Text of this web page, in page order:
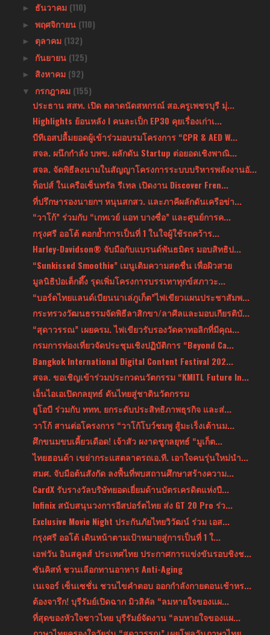
► ธันวาคม (110)
► พฤศจิกายน (110)
► ตุลาคม (132)
► กันยายน (125)
► สิงหาคม (92)
▼ กรกฎาคม (155)
ประธาน สสท. เปิด ตลาดนัดสหกรณ์ สอ.ครูเพชรบุรี มุ่...
Highlights ย้อนหลัง l คนละเป็ก EP30 คุยเรื่องเก่าเ...
บีทีเอสปลื้มยอดผู้เข้าร่วมอบรมโครงการ “CPR & AED W...
สจล. ผนึกกำลัง บพข. ผลักดัน Startup ต่อยอดเชิงพาณิ...
สจล. จัดพิธีลงนามในสัญญาโครงการระบบบริหารพลังงานอั...
ท็อปส์ ในเครือเซ็นทรัล รีเทล เปิดงาน Discover Fren...
ที่ปรึกษารองนายกฯ หนุนสกสว. และภาคีผลักดันเครือข่า...
“วาโก้” ร่วมกับ “เกทเวย์ แอท บางซื่อ” และศูนย์การค...
กรุงศรี ออโต้ ตอกย้ำการเป็นที่ 1 ในใจผู้ใช้รถคว้าร...
Harley-Davidson® จับมือกับแบรนด์พันธมิตร มอบสิทธิป...
“Sunkissed Smoothie” เมนูเติมความสดชื่น เพื่อผิวสวย
มูลนิธิป่อเต็กตึ๊ง รุดเพิ่มโครงการบรรเทาทุกข์สภาวะ...
“บอร์ดไทยแลนด์เบียนนาเล่ภูเก็ต”ไฟเขียวแผนประชาสัมพ...
กระทรวงวัฒนธรรมจัดพิธีลาสิกขา/ลาศีลและมอบเกียรติบั...
“สุดาวรรณ” เผยครม. ไฟเขียวรับรองวัดคาทอลิกที่มีคุณ...
กรมการท่องเที่ยวจัดประชุมเชิงปฏิบัติการ “Beyond Ca...
Bangkok International Digital Content Festival 202...
สจล. ขอเชิญเข้าร่วมประกวดนวัตกรรม “KMITL Future In...
เอ็นไอเอเปิดกลยุทธ์ ดันไทยสู่ชาตินวัตกรรม
ยูโอบี ร่วมกับ ททท. ยกระดับประสิทธิภาพธุรกิจ และส่...
วาโก้ สานต่อโครงการ “วาโก้โบว์ชมพู สู้มะเร็งเต้านม...
ศึกขนมขบเคี้ยวเดือด! เจ้าสัว ผงาดชูกลยุทธ์ “มูเก็ต...
ไทยฮอนด้า เขย่ากระแสตลาดรถเอ.ที. เอาใจคนรุ่นใหม่นำ...
สมศ. จับมือต้นสังกัด ลงพื้นที่พบสถานศึกษาสร้างความ...
CardX รับรางวัลบริษัทยอดเยี่ยมด้านบัตรเครดิตแห่งปี...
Infinix สนับสนุนวงการอีสปอร์ตไทย ส่ง GT 20 Pro ร่ว...
Exclusive Movie Night ประกันภัยไทยวิวัฒน์ ร่วม เอส...
กรุงศรี ออโต้ เดินหน้าตามเป้าหมายสู่การเป็นที่ 1 ใ...
เอฟวัน อินสคูลส์ ประเทศไทย ประกาศการแข่งขันรอบชิงช...
ซันคิสท์ ชวนเลือกทานอาหาร Anti-Aging
เนเจอร์ เซ็นเซชั่น ชวนไขคำตอบ ออกกำลังกายตอนเช้าหร...
ต้องจารึก! บุรีรัมย์เปิดฉาก มิวสิคัล “ลมหายใจของแผ...
ที่สุดของหัวใจชาวไทย บุรีรัมย์จัดงาน “ลมหายใจของแผ...